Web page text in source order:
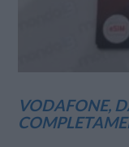
VODAFONE,